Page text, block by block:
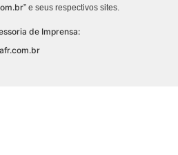
” e seus respectivos sites.
de Imprensa: